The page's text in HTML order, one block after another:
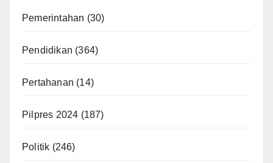
Pemerintahan (30)
Pendidikan (364)
Pertahanan (14)
Pilpres 2024 (187)
Politik (246)